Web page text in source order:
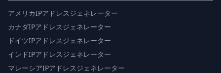
アメリカIPアドレスジェネレーター
カナダIPアドレスジェネレーター
ドイツIPアドレスジェネレーター
インドIPアドレスジェネレーター
マレーシアIPアドレスジェネレーター